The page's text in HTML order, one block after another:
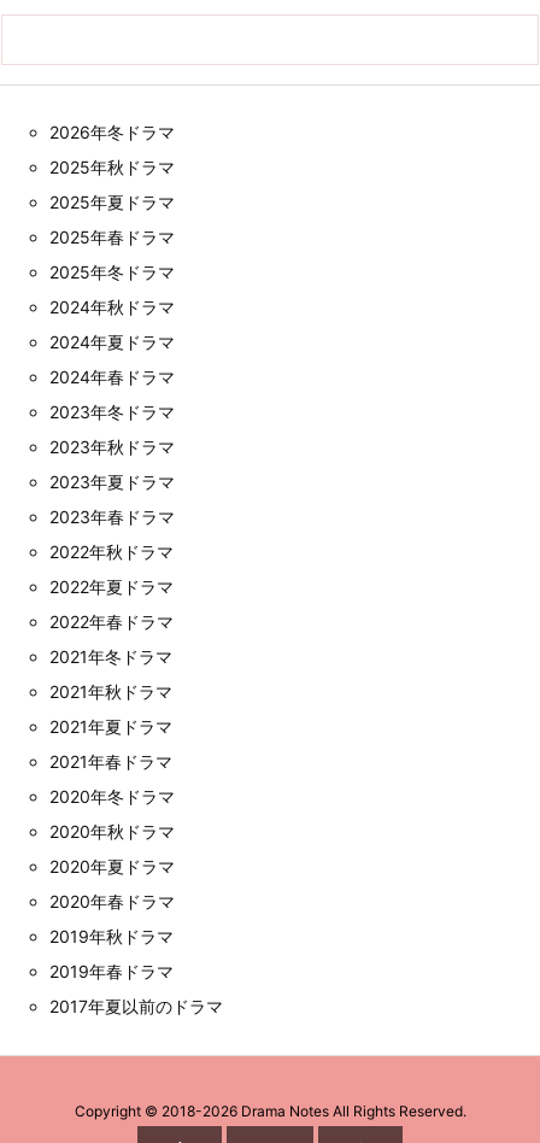
2026年冬ドラマ
2025年秋ドラマ
2025年夏ドラマ
2025年春ドラマ
2025年冬ドラマ
2024年秋ドラマ
2024年夏ドラマ
2024年春ドラマ
2023年冬ドラマ
2023年秋ドラマ
2023年夏ドラマ
2023年春ドラマ
2022年秋ドラマ
2022年夏ドラマ
2022年春ドラマ
2021年冬ドラマ
2021年秋ドラマ
2021年夏ドラマ
2021年春ドラマ
2020年冬ドラマ
2020年秋ドラマ
2020年夏ドラマ
2020年春ドラマ
2019年秋ドラマ
2019年春ドラマ
2017年夏以前のドラマ
Copyright © 2018-2026 Drama NotesAll Rights Reserved.